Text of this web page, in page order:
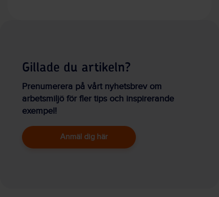
Gillade du artikeln?
Prenumerera på vårt nyhetsbrev om
arbetsmiljö för fler tips och inspirerande
exempel!
Anmäl dig här